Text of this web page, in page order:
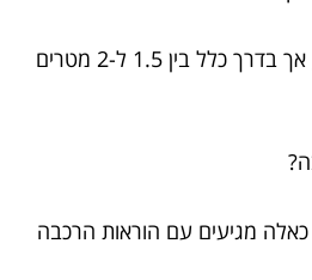
– תלוי בשימוש כמובן, אך בדרך כלל בין 1.5 ל-2 מטרים
מגיעים עם הוראות הרכבה